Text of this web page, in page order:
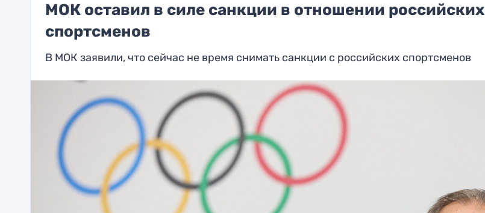
МОК оставил в силе санкции в отношении российских
спортсменов
В МОК заявили, что сейчас не время снимать санкции с российских спортсменов